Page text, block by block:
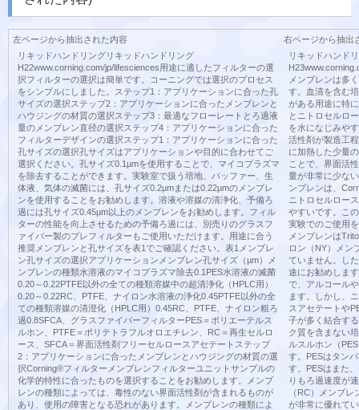
左ページから抽出された内容
リキッドハンドリングリキッドハンドリング
H22www.corning.com/jp/lifesciences用途に適したフィルターの選
択フィルターの選択は簡単です。コーニングでは選択のプロセス
をシンプルにしました。ステップ1：アプリケーションに合った孔
サイズの選択ステップ2：アプリケーションに合ったメンブレンと
ハウジングの材質の選択ステップ3：最適なフローレートとろ過液
量のメンブレン直径の選択ステップ4：アプリケーションに合った
フィルターデザインの選択ステップ1：アプリケーションに合った
孔サイズの選択孔サイズはアプリケーションや目的に合わせてご
選択ください。孔サイズ0.1µmを使用することで、マイコプラズマ
を除去することができます。実験室で扱う培地、バッファー、生
体液、気体の滅菌には、孔サイズ0.2µmまたは0.22µmのメンブレ
ンを使用することをお勧めします。溶液や溶媒の清浄化、予備ろ
過には孔サイズ0.45µm以上のメンブレンをお勧めします。フィル
ターの性能を向上させるための予備ろ過には、別売りのグラスフ
ァイバー製のプレフィルターもご使用いただけます。用途に合う
推奨メンブレンと孔サイズを表1でご確認ください。表1メンブレ
ン孔サイズの選択アプリケーションメンブレン孔サイズ（µm）メ
ンブレンの種類水溶液のマイコプラズマ除去0.1PES水溶液の滅菌
0.20～0.22PTFE以外の全ての種類溶媒中の超清浄化（HPLC用）
0.20～0.22RC、PTFE、ナイロン水溶液の浄化0.45PTFE以外の全
ての種類溶媒の清澄化（HPLC用）0.45RC、PTFE、ナイロン粗ろ
過0.8SFCA、グラスファイバーフィルターPES＝ポリエーテルス
ルホン、PTFE＝ポリテトラフルオロエチレン、RC＝再生セルロ
ース、SFCA＝界面活性剤フリーセルロースアセテートステップ
2：アプリケーションに合ったメンブレンとハウジングの材質の選
択Corning®フィルターメンブレンフィルターユニットサンプルの
化学的特性に合ったものを選択することをお勧めします。メンブ
レンの種類によっては、毒性のない界面活性剤が含まれるものが
あり、使用の障害となる恐れがあります。メンブレンの種類によ
右ページから抽出
リキッドハンド
メンブレンは多
す。血清を含む
がある用途に特
とニトロセルロ
を水になじみや
活性剤が製造工
に加熱した少量
ことで、界面活
量が非常に少な
ンブレンは、
ニトロセルロー
やすいです。こ
実験でのご使用
メンブレンは
ロン（NY）メン
ていません。し
途にお勧めしま
で、アルコール
ます。しかし、
スアセテートや
子が多く結合す
ク質を含まない
ルスルホン（
す。PESはタン
す。PESはまた
りもろ過速度が
（RC）メンブ
が非常に優れて